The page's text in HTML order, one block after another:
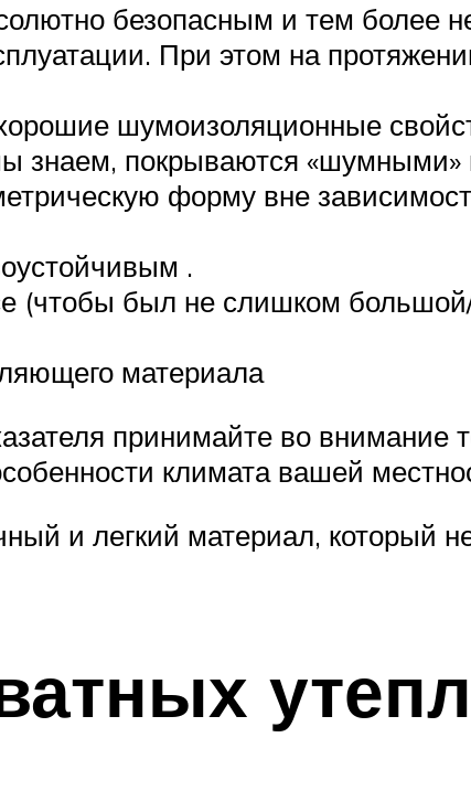
безопасным и тем более
При этом на
шумоизоляционные
знаем, покрываются
форму вне
.
(чтобы был не слишком
материала
принимайте во внимание
климата вашей
и легкий материал, который